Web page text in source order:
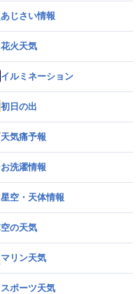
あじさい情報
花火天気
イルミネーション
初日の出
天気痛予報
お洗濯情報
星空・天体情報
空の天気
マリン天気
スポーツ天気